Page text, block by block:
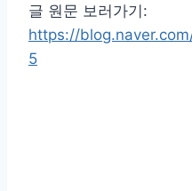
글 원문 보러가기:
https://
5